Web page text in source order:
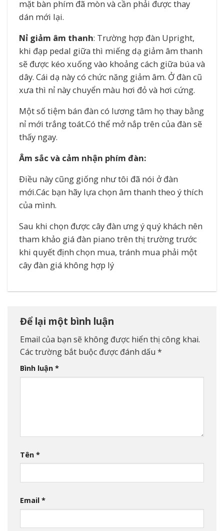
mặt bàn phím đã mòn và cần phải được thay
dán mới lại.
Nỉ giảm âm thanh: Trường hợp đàn Upright,
khi đạp pedal giữa thì miếng dạ giảm âm thanh
sẽ được kéo xuống vào khoảng cách giữa búa và
dây. Cái dạ này có chức năng giảm âm. Ở đàn cũ
xưa thì nỉ này chuyển màu hơi đỏ và hơi cứng.
Một số tiệm bán đàn có lương tâm họ thay bằng
nỉ mới trắng toát.Có thể mở nắp trên của đàn sẽ
thấy ngay.
Âm sắc và cảm nhận phím đàn:
Điều này cũng giống như tôi đã nói ở đàn
mới.Các bạn hãy lựa chọn âm thanh theo ý thích
của mình.
Sau khi chọn được cây đàn ưng ý quý khách nên
tham khảo giá đàn piano trên thị trường trước
khi quyết định chọn mua, tránh mua phải một
cây đàn giá không hợp lý
Để lại một bình luận
Email của bạn sẽ không được hiển thị công khai.
Các trường bắt buộc được đánh dấu *
Bình luận *
Tên *
Email *